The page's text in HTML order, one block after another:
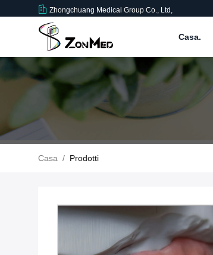
Zhongchuang Medical Group Co., Ltd,
Casa.
Casa / Prodotti